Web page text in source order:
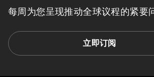
每周为您呈现推动全球议程的紧要
立即订阅